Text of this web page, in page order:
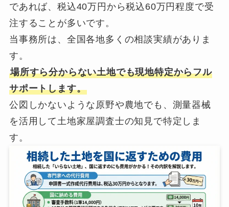
であれば、税込40万円から税込60万円程度で受
注することが多いです。
当事務所は、全国各地多くの相談実績がありま
す。
場所すら分からない土地でも現地特定からフル
サポートします。
公図しかないような原野や農地でも、測量器械
を活用して土地家屋調査士の知見で特定しま
す。